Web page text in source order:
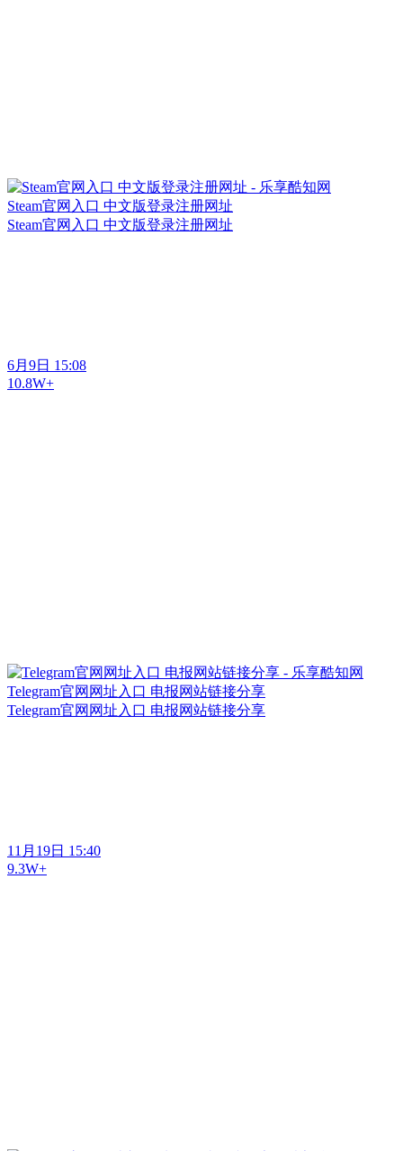
Steam官网入口 中文版登录注册网址
Steam官网入口 中文版登录注册网址
6月9日 15:08
10.8W+
Telegram官网网址入口 电报网站链接分享
Telegram官网网址入口 电报网站链接分享
11月19日 15:40
9.3W+